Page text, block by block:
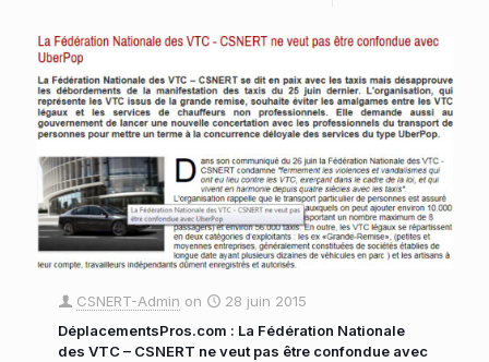
CSNERT-Admin on
28 juin 2015
DéplacementsPros.com : La Fédération Nationale
des VTC – CSNERT ne veut pas être confondue avec